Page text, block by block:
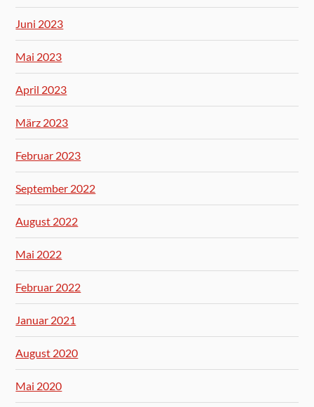
Juni 2023
Mai 2023
April 2023
März 2023
Februar 2023
September 2022
August 2022
Mai 2022
Februar 2022
Januar 2021
August 2020
Mai 2020